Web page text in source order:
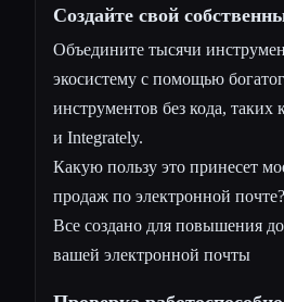
Создайте свой
Объедините тысячи
экосистему с помощью
инструментов без кода, таких
и Integrately.
Какую пользу это принесет
продаж по электронной почте?
Все создано для повышения
вашей электронной почты